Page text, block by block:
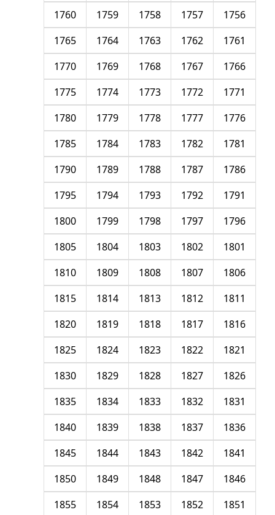
1756
1757
1758
1759
1760
1761
1762
1763
1764
1765
1766
1767
1768
1769
1770
1771
1772
1773
1774
1775
1776
1777
1778
1779
1780
1781
1782
1783
1784
1785
1786
1787
1788
1789
1790
1791
1792
1793
1794
1795
1796
1797
1798
1799
1800
1801
1802
1803
1804
1805
1806
1807
1808
1809
1810
1811
1812
1813
1814
1815
1816
1817
1818
1819
1820
1821
1822
1823
1824
1825
1826
1827
1828
1829
1830
1831
1832
1833
1834
1835
1836
1837
1838
1839
1840
1841
1842
1843
1844
1845
1846
1847
1848
1849
1850
1851
1852
1853
1854
1855